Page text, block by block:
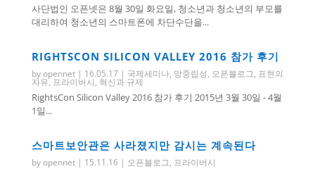
사단법인 오픈넷은 8월 30일 화요일, 청소년과 청소년의 부모를
대리하여 청소년의 스마트폰에 차단수단을...
RIGHTSCON SILICON VALLEY 2016 참가 후기
byopennet| 16.05.17| 국제세미나, 망중립성, 오픈블로그, 표현의
자유, 프라이버시, 혁신과 규제
RightsCon Silicon Valley 2016 참가 후기 2015년 3월 30일 - 4월
1일...
스마트보안관은 사라졌지만 감시는 계속된다
byopennet| 15.11.16| 오픈블로그, 프라이버시